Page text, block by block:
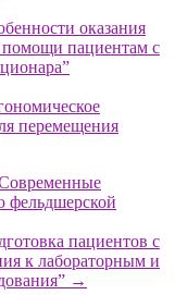
оказания
пациентам с
перемещения
фельдшерской
пациентов с
к лабораторным и
→